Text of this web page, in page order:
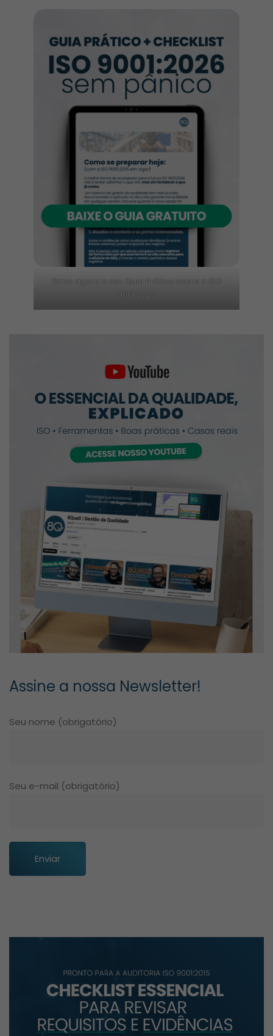
Baixe agora o seu Guia Prático sobre a ISO
9001:2026
Assine a nossa Newsletter!
Seu nome (obrigatório)
Seu e-mail (obrigatório)